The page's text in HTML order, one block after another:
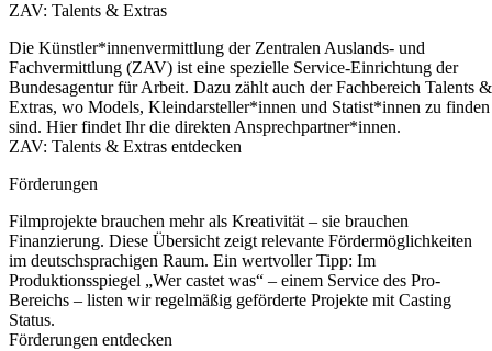
ZAV: Talents & Extras
Die Künstler*innenvermittlung der Zentralen Auslands- und
Fachvermittlung (ZAV) ist eine spezielle Service-Einrichtung der
Bundesagentur für Arbeit. Dazu zählt auch der Fachbereich Talents &
Extras, wo Models, Kleindarsteller*innen und Statist*innen zu finden
sind. Hier findet Ihr die direkten Ansprechpartner*innen.
ZAV: Talents & Extras entdecken
Förderungen
Filmprojekte brauchen mehr als Kreativität – sie brauchen
Finanzierung. Diese Übersicht zeigt relevante Fördermöglichkeiten
im deutschsprachigen Raum. Ein wertvoller Tipp: Im
Produktionsspiegel „Wer castet was“ – einem Service des Pro-
Bereichs – listen wir regelmäßig geförderte Projekte mit Casting
Status.
Förderungen entdecken